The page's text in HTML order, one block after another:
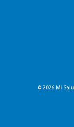
© 2026 Mi